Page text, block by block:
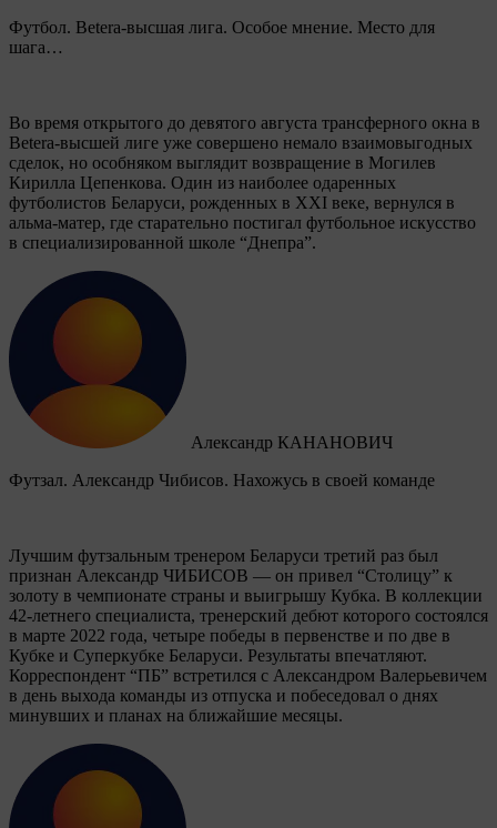
Футбол. Betera-высшая лига. Особое мнение. Место для
шага…
Во время открытого до девятого августа трансферного окна в
Betera-высшей лиге уже совершено немало взаимовыгодных
сделок, но особняком выглядит возвращение в Могилев
Кирилла Цепенкова. Один из наиболее одаренных
футболистов Беларуси, рожденных в XXI веке, вернулся в
альма-матер, где старательно постигал футбольное искусство
в специализированной школе “Днепра”.
Александр КАНАНОВИЧ
Футзал. Александр Чибисов. Нахожусь в своей команде
Лучшим футзальным тренером Беларуси третий раз был
признан Александр ЧИБИСОВ — он привел “Столицу” к
золоту в чемпионате страны и выигрышу Кубка. В коллекции
42-летнего специалиста, тренерский дебют которого состоялся
в марте 2022 года, четыре победы в первенстве и по две в
Кубке и Суперкубке Беларуси. Результаты впечатляют.
Корреспондент “ПБ” встретился с Александром Валерьевичем
в день выхода команды из отпуска и побеседовал о днях
минувших и планах на ближайшие месяцы.